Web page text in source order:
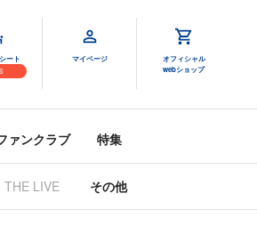
ート
マイページ
オフィシャル
webショップ
ァンクラブ 特集
THE LIVE その他